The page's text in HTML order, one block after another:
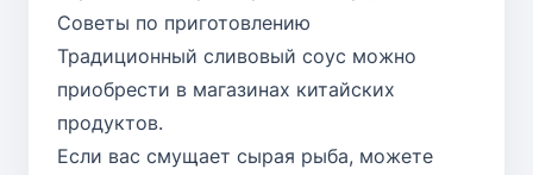
Советы по приготовлению
Традиционный сливовый соус можно
приобрести в магазинах китайских
продуктов.
Если вас смущает сырая рыба, можете